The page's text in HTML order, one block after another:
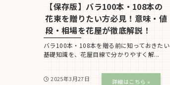
【保存版】バラ100本・108本の
花束を贈りたい方必見！意味・値
段・相場を花屋が徹底解説！
バラ100本・108本を贈る前に知っておきたい
基礎知識を、花屋目線で分かりやすく解...
2025年3月27日